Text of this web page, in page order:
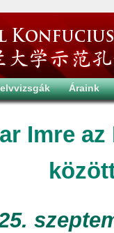
Áraink
Imre